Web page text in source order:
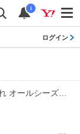
i
ログイン